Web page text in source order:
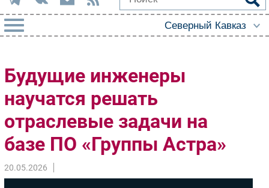
Импорто­замещение
Автоматизация Промышленности
Интернет
Мобильная связь
Фиксированная связь
Интеграция
Будущие инженеры
научатся решать
отраслевые задачи на
базе ПО «Группы Астра»
20.05.2026